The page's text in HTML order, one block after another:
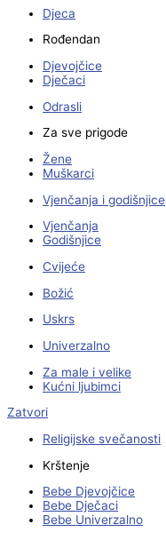
Djeca
Rođendan
Djevojčice
Dječaci
Odrasli
Za sve prigode
Žene
Muškarci
Vjenčanja i godišnjice
Vjenčanja
Godišnjice
Cvijeće
Božić
Uskrs
Univerzalno
Za male i velike
Kućni ljubimci
Zatvori
Religijske svečanosti
Krštenje
Bebe Djevojčice
Bebe Dječaci
Bebe Univerzalno